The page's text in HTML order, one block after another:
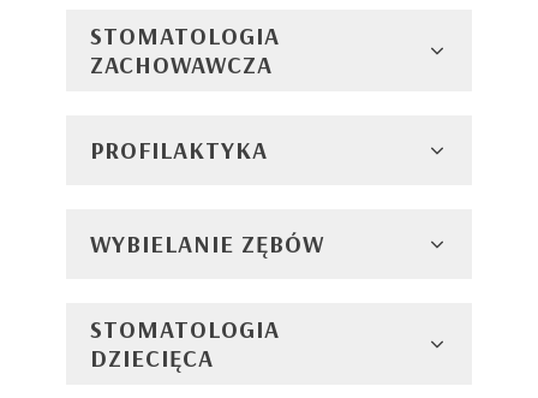
STOMATOLOGIA
ZACHOWAWCZA
PROFILAKTYKA
WYBIELANIE ZĘBÓW
STOMATOLOGIA
DZIECIĘCA